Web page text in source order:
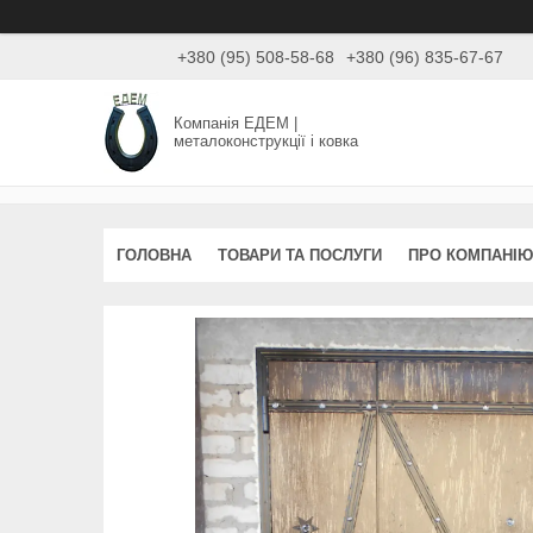
+380 (95) 508-58-68 +380 (96) 835-67-67
Компанія ЕДЕМ |
металоконструкції і ковка
ГОЛОВНА ТОВАРИ ТА ПОСЛУГИ ПРО КОМПАНІЮ